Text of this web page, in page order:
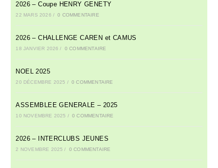
2026 – Coupe HENRY GENETY
22 MARS 2026 / 0 COMMENTAIRE
2026 – CHALLENGE CAREN et CAMUS
18 JANVIER 2026 / 0 COMMENTAIRE
NOEL 2025
20 DÉCEMBRE 2025 / 0 COMMENTAIRE
ASSEMBLEE GENERALE – 2025
10 NOVEMBRE 2025 / 0 COMMENTAIRE
2026 – INTERCLUBS JEUNES
2 NOVEMBRE 2025 / 0 COMMENTAIRE